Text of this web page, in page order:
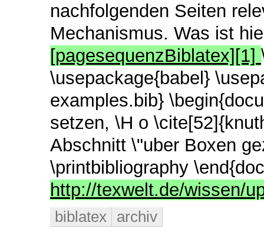
nachfolgenden Seiten
Mechanismus. Was ist
[pagesequenzBiblatex][1]
\usepackage{babel}
examples.bib}
setzen, \H o
Abschnitt \"uber Boxen
\printbibliography
http://texwelt.de/wissen/
biblatex archiv